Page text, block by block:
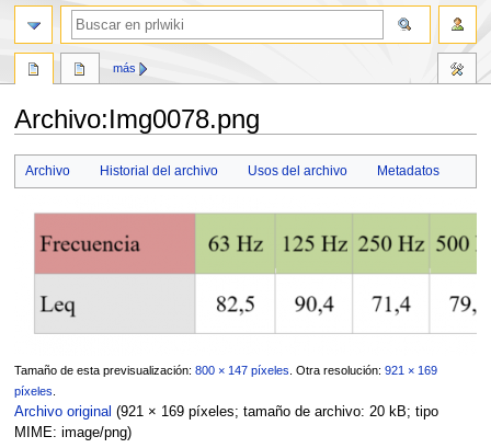
Archivo:Img0078.png
Archivo Historial del archivo Usos del archivo Metadatos
Tamaño de esta previsualización: 800 × 147 píxeles Otra resolución: 921 × 169
píxeles
Archivo original (921 × 169 píxeles; tamaño de archivo: 20 kB; tipo
MIME: image/png)
más
buscar